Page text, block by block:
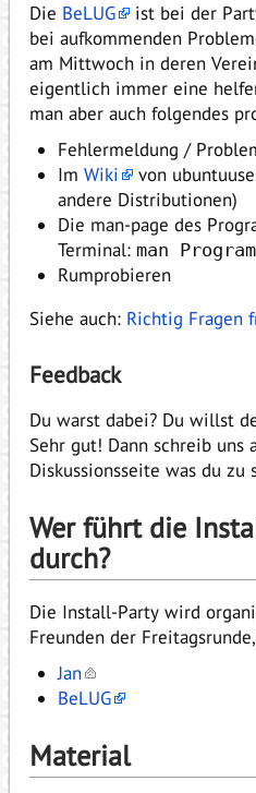
Die BeLUG
ist bei der
bei aufkommenden
am Mittwoch in deren
eigentlich immer eine
man aber auch folgendes
Fehlermeldung /
Im Wiki
von
andere Distributionen)
Die man-page des
Terminal: man
Rumprobieren
Siehe auch: Richtig Fragen
Feedback
Du warst dabei? Du willst
Sehr gut! Dann schreib uns
Diskussionsseite was du zu
Wer führt die
durch?
Die Install-Party wird
Freunden der
Jan
BeLUG
Material